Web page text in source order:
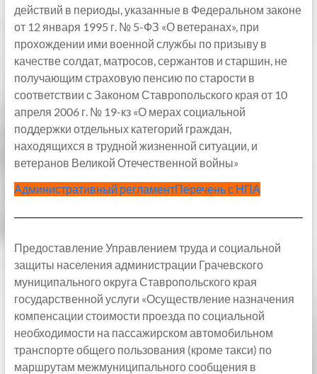
действий в периоды, указанные в Федеральном законе
от 12 января 1995 г. № 5-ФЗ «О ветеранах», при
прохождении ими военной службы по призыву в
качестве солдат, матросов, сержантов и старшин, не
получающим страховую пенсию по старости в
соответствии с Законом Ставропольского края от 10
апреля 2006 г. № 19-кз «О мерах социальной
поддержки отдельных категорий граждан,
находящихся в трудной жизненной ситуации, и
ветеранов Великой Отечественной войны»
Административный регламентПеречень с НПА
Предоставление Управлением труда и социальной
защиты населения администрации Грачевского
муниципального округа Ставропольского края
государственной услуги «Осуществление назначения
компенсации стоимости проезда по социальной
необходимости на пассажирском автомобильном
транспорте общего пользования (кроме такси) по
маршрутам межмуниципального сообщения в